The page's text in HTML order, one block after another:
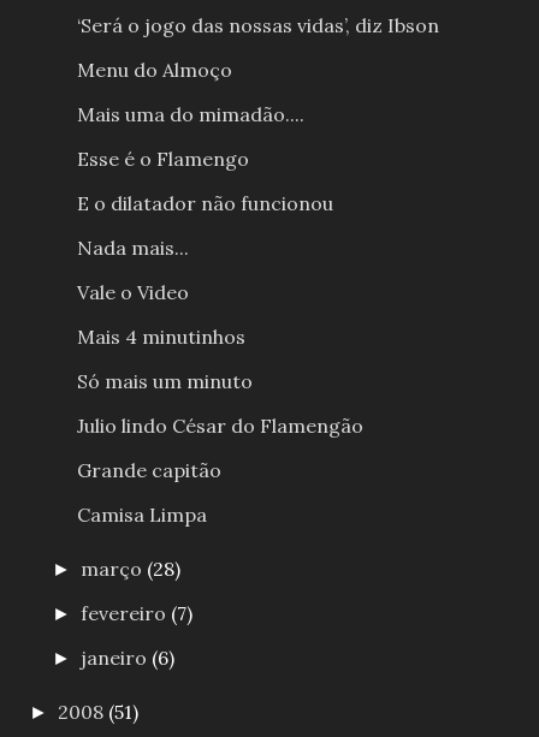
‘Será o jogo das nossas vidas’, diz Ibson
Menu do Almoço
Mais uma do mimadão....
Esse é o Flamengo
E o dilatador não funcionou
Nada mais...
Vale o Video
Mais 4 minutinhos
Só mais um minuto
Julio lindo César do Flamengão
Grande capitão
Camisa Limpa
► março (28)
►fevereiro (7)
► janeiro (6)
► 2008 (51)